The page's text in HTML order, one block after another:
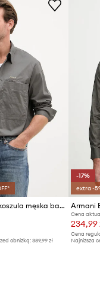
Armani Exchange koszula męska bawełniana
obniżką: 389,99 zł
-17%
extra -
Cena
234,99
Cena
Najniższa